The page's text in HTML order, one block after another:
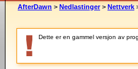
AfterDawn > Nedlastinger > Nettverk
Dette er en gammel versjon av